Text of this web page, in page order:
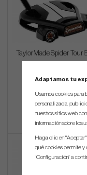
TaylorMade Spider Tour
€387
Compra
Adaptamos tu
Usamos cookies para
personalizada,
nuestros sitios web
información sobre los
Haga clic en
qué cookies permite
"Configuración" a